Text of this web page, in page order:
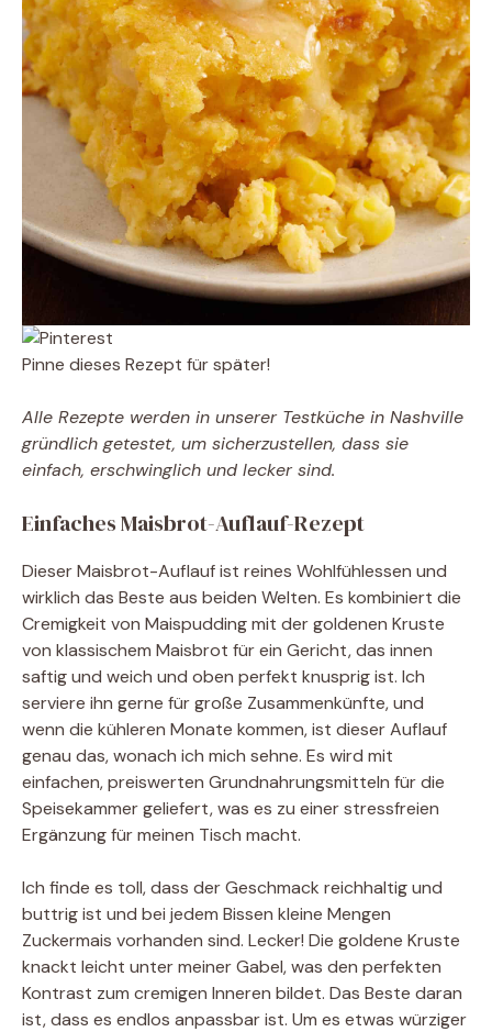
Pinne dieses Rezept für später!
Alle Rezepte werden in unserer Testküche in Nashville
gründlich getestet, um sicherzustellen, dass sie
einfach, erschwinglich und lecker sind.
Einfaches Maisbrot-Auflauf-Rezept
Dieser Maisbrot-Auflauf ist reines Wohlfühlessen und
wirklich das Beste aus beiden Welten. Es kombiniert die
Cremigkeit von Maispudding mit der goldenen Kruste
von klassischem Maisbrot für ein Gericht, das innen
saftig und weich und oben perfekt knusprig ist. Ich
serviere ihn gerne für große Zusammenkünfte, und
wenn die kühleren Monate kommen, ist dieser Auflauf
genau das, wonach ich mich sehne. Es wird mit
einfachen, preiswerten Grundnahrungsmitteln für die
Speisekammer geliefert, was es zu einer stressfreien
Ergänzung für meinen Tisch macht.
Ich finde es toll, dass der Geschmack reichhaltig und
buttrig ist und bei jedem Bissen kleine Mengen
Zuckermais vorhanden sind. Lecker! Die goldene Kruste
knackt leicht unter meiner Gabel, was den perfekten
Kontrast zum cremigen Inneren bildet. Das Beste daran
ist, dass es endlos anpassbar ist. Um es etwas würziger